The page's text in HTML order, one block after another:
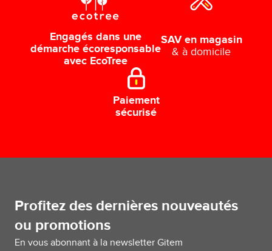
Engagés dans une
démarche écoresponsable
avec EcoTree
SAV en magasin
& à domicile
Paiement
sécurisé
Profitez des dernières nouveautés
ou promotions
En vous abonnant à la newsletter Gitem